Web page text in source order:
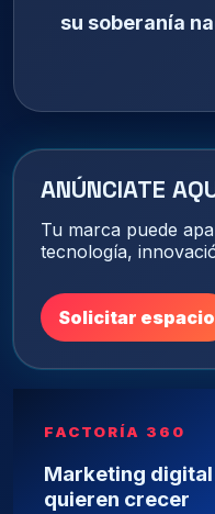
su soberanía
ANÚNCIATE
Tu marca puede
tecnología,
Solicitar espacio
FACTORÍA 360
Marketing
quieren crecer